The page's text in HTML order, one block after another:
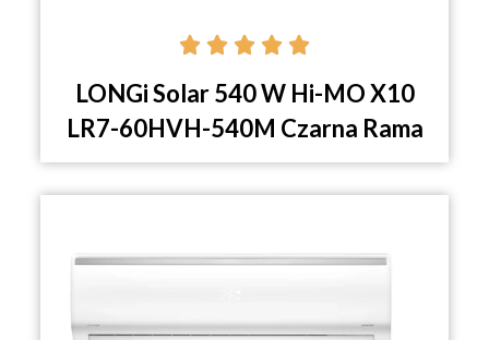
    
LONGi Solar 540 W Hi-MO X10
LR7-60HVH-540M Czarna Rama